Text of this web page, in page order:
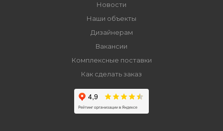
Новости
Наши объекты
Дизайнерам
Вакансии
Комплексные поставки
Как сделать заказ